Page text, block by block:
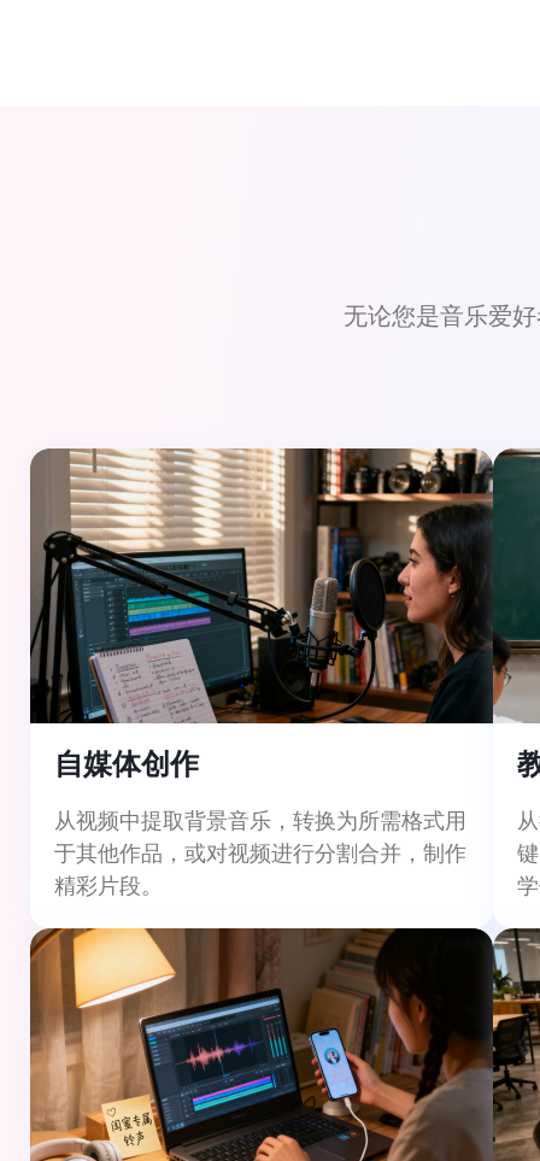
无论您是音乐爱
自媒体创作
从视频中提取背景音乐，转换为所需格式用
于其他作品，或对视频进行分割合并，制作
精彩片段。